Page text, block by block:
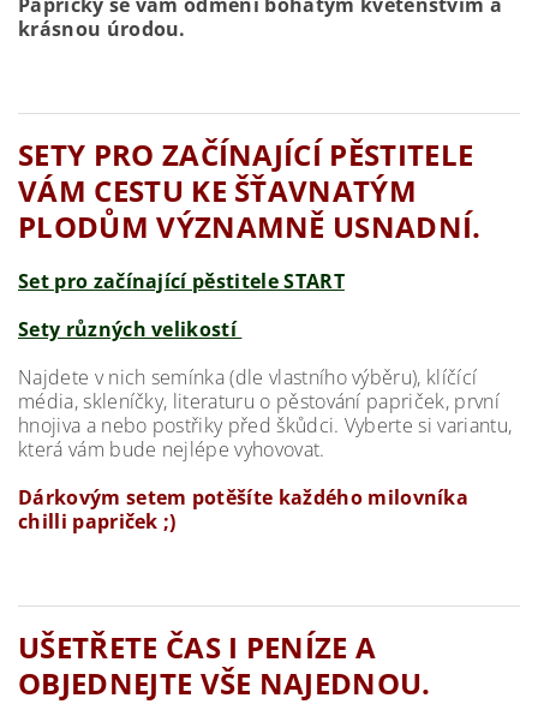
krásnou úrodou.
SETY PRO ZAČÍNAJÍCÍ PĚSTITELE
VÁM CESTU KE ŠŤAVNATÝM
PLODŮM VÝZNAMNĚ USNADNÍ.
Set pro začínající pěstitele START
Sety různých velikostí
Najdete v nich semínka (dle vlastního výběru), klíčící
média, skleníčky, literaturu o pěstování papriček, první
hnojiva a nebo postřiky před škůdci. Vyberte si variantu,
která vám bude nejlépe vyhovovat.
Dárkovým setem potěšíte každého milovníka
chilli papriček ;)
UŠETŘETE ČAS I PENÍZE A
OBJEDNEJTE VŠE NAJEDNOU.